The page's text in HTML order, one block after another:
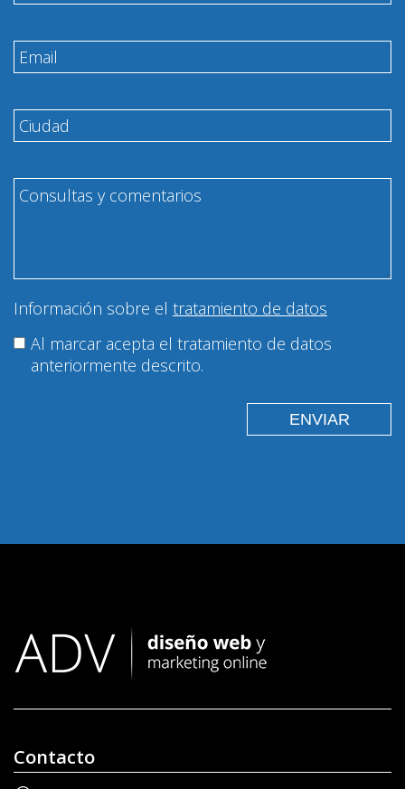
Información sobre el tratamiento de datos
Al marcar acepta el tratamiento de datos
anteriormente descrito.
Contacto